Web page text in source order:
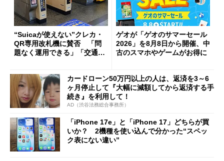
“Suicaが使えない”クレカ・
QR専用改札機に賛否 「問
題なく運用できる」「交通系I
ゲオが「ゲオのサマーセール
2026」を8月8日から開催、中
古のスマホやゲームがお得に
カードローン50万円以上の人は、返済を3～6
ヶ月停止して『大幅に減額してから返済する手
続き』を利用して！
AD（渋谷法務総合事務所）
「iPhone 17e」と「iPhone 17」どちらが買
いか？ 2機種を使い込んで分かった“スペッ
ク表にない違い”